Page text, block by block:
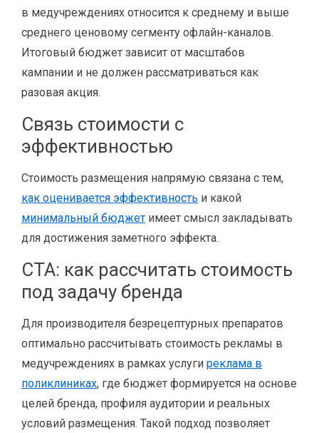
в медучреждениях относится к среднему и выше
среднего ценовому сегменту офлайн-каналов.
Итоговый бюджет зависит от масштабов
кампании и не должен рассматриваться как
разовая акция.
Связь стоимости с
эффективностью
Стоимость размещения напрямую связана с тем,
как оценивается эффективность и какой
минимальный бюджет имеет смысл закладывать
для достижения заметного эффекта.
CTA: как рассчитать стоимость
под задачу бренда
Для производителя безрецептурных препаратов
оптимально рассчитывать стоимость рекламы в
медучреждениях в рамках услуги реклама в
поликлиниках, где бюджет формируется на основе
целей бренда, профиля аудитории и реальных
условий размещения. Такой подход позволяет